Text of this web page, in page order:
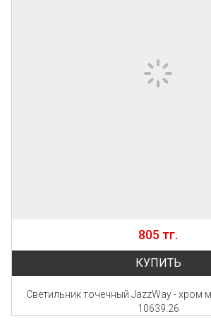
805 тг.
КУПИТЬ
Светильник точечный JazzWay - хром
10639.26